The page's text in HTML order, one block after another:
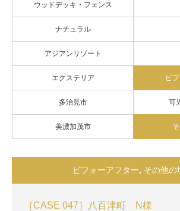
ウッドデッキ・フェンス
ナチュラル
アジアンリゾート
エクステリア ビ
多治見市 可
美濃加茂市
ビフォーアフター, その他の
［CASE 047］八百津町 N様